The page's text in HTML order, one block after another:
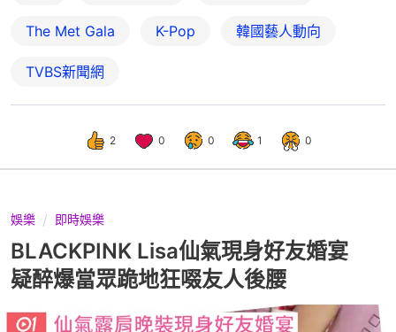
The Met Gala K-Pop 韓國藝人動向
TVBS新聞網
2 0 0 1 0
娛樂 即時娛樂
BLACKPINK Lisa仙氣現身好友婚宴
疑醉爆當眾跪地狂啜友人後腰